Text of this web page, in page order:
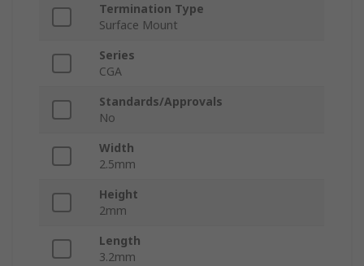
Termination Type
Surface Mount
Series
CGA
Standards/Approvals
No
Width
2.5mm
Height
2mm
Length
3.2mm